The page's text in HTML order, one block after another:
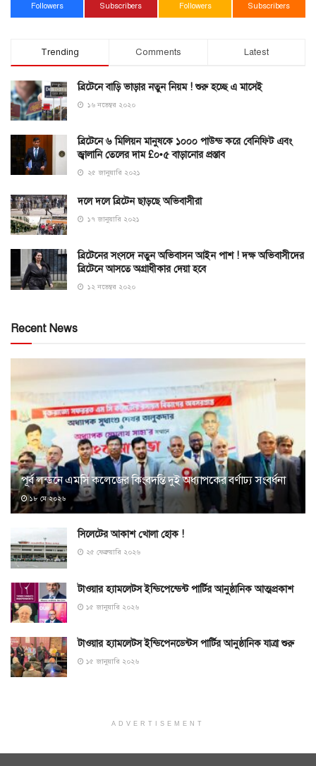
Followers Subscribers Followers Subscribers
Trending Comments Latest
ব্রিটেনে বাড়ি ভাড়ার নতুন নিয়ম ! শুরু হচ্ছে এ মাসেই
১৬ নভেম্বর ২০২০
ব্রিটেনে ৬ মিলিয়ন মানুষকে ১০০০ পাউন্ড করে বেনিফিট এবং
জ্বালানি তেলের দাম £০•৫ বাড়ানোর প্রস্তাব
২৫ জানুয়ারি ২০২১
দলে দলে ব্রিটেন ছাড়ছে অভিবাসীরা
১৭ জানুয়ারি ২০২১
ব্রিটেনের সংসদে নতুন অভিবাসন আইন পাশ ! দক্ষ অভিবাসীদের
ব্রিটেনে আসতে অগ্রাধীকার দেয়া হবে
১২ নভেম্বর ২০২০
Recent News
পূর্ব লন্ডনে এমসি কলেজের কিংবদন্তি দুই অধ্যাপকের বর্ণাঢ্য সংবর্ধনা
১৮ মে ২০২৬
সিলেটের আকাশ খোলা হোক !
২৫ ফেব্রুয়ারি ২০২৬
টাওয়ার হ্যামলেটস ইন্ডিপেন্ডেন্ট পার্টির আনুষ্ঠানিক আত্মপ্রকাশ
১৫ জানুয়ারি ২০২৬
টাওয়ার হ্যামলেটস ইন্ডিপেনডেন্টস পার্টির আনুষ্ঠানিক যাত্রা শুরু
১৫ জানুয়ারি ২০২৬
ADVERTISEMENT